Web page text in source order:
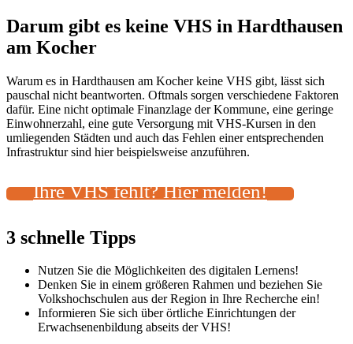
Darum gibt es keine VHS in Hardthausen
am Kocher
Warum es in Hardthausen am Kocher keine VHS gibt, lässt sich
pauschal nicht beantworten. Oftmals sorgen verschiedene Faktoren
dafür. Eine nicht optimale Finanzlage der Kommune, eine geringe
Einwohnerzahl, eine gute Versorgung mit VHS-Kursen in den
umliegenden Städten und auch das Fehlen einer entsprechenden
Infrastruktur sind hier beispielsweise anzuführen.
Ihre VHS fehlt? Hier melden!
3 schnelle Tipps
Nutzen Sie die Möglichkeiten des digitalen Lernens!
Denken Sie in einem größeren Rahmen und beziehen Sie
Volkshochschulen aus der Region in Ihre Recherche ein!
Informieren Sie sich über örtliche Einrichtungen der
Erwachsenenbildung abseits der VHS!